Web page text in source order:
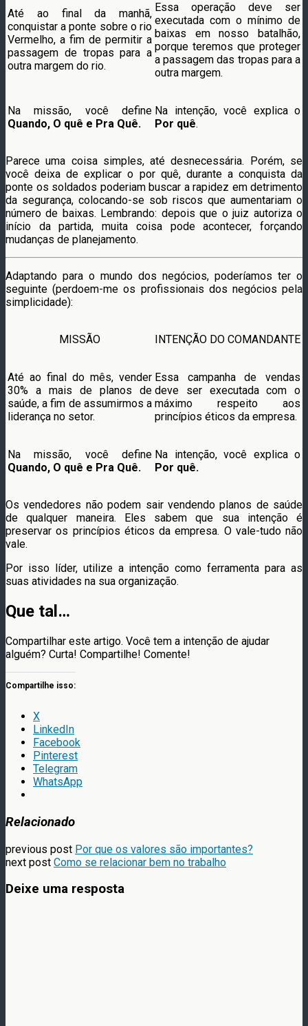
Até ao final da manhã,
conquistar a ponte sobre o rio
Vermelho, a fim de permitir a
passagem de tropas para a
outra margem do rio.
Essa operação deve ser
executada com o mínimo de
baixas em nosso batalhão,
porque teremos que proteger
a passagem das tropas para a
outra margem.
Na missão, você define
Quando, O quê e Pra Quê.
Na intenção, você explica o
Por quê.
Parece uma coisa simples, até desnecessária. Porém, se
você deixa de explicar o por quê, durante a conquista da
ponte os soldados poderiam buscar a rapidez em detrimento
da segurança, colocando-se sob riscos que aumentariam o
número de baixas. Lembrando: depois que o juiz autoriza o
início da partida, muita coisa pode acontecer, forçando
mudanças de planejamento.
Adaptando para o mundo dos negócios, poderíamos ter o
seguinte (perdoem-me os profissionais dos negócios pela
simplicidade):
MISSÃO INTENÇÃO DO COMANDANTE
Até ao final do mês, vender
30% a mais de planos de
saúde, a fim de assumirmos a
liderança no setor.
Essa campanha de vendas
deve ser executada com o
máximo respeito aos
princípios éticos da empresa.
Na missão, você define
Quando, O quê e Pra Quê.
Na intenção, você explica o
Por quê.
Os vendedores não podem sair vendendo planos de saúde
de qualquer maneira. Eles sabem que sua intenção é
preservar os princípios éticos da empresa. O vale-tudo não
vale.
Por isso líder, utilize a intenção como ferramenta para as
suas atividades na sua organização.
Que tal…
Compartilhar este artigo. Você tem a intenção de ajudar
alguém? Curta! Compartilhe! Comente!
Compartilhe isso:
X
LinkedIn
Facebook
Pinterest
Telegram
WhatsApp
Relacionado
previous post Por que os valores são importantes?
next post Como se relacionar bem no trabalho
Deixe uma resposta